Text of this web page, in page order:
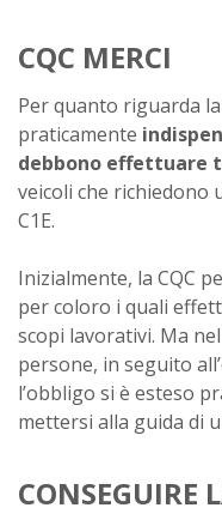
CQC MERCI
Per quanto riguarda la
praticamente
debbono effettuare
veicoli che richiedono
C1E.
Inizialmente, la CQC
per coloro i quali
scopi lavorativi. Ma
persone, in seguito
l’obbligo si è esteso
mettersi alla guida di
CONSEGUIRE